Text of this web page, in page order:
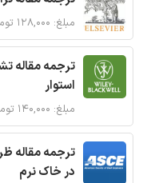
مبلغ: ۱۲۸,۰۰۰ تومان
ترجمه مقاله
استوار
مبلغ: ۱۴۰,۰۰۰ تومان
ترجمه مقاله
در خاک نرم